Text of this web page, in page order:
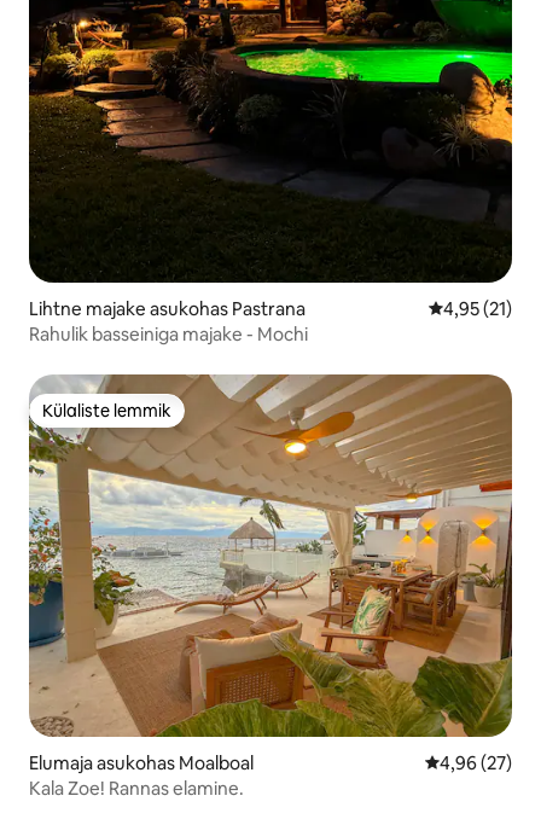
Lihtne majake asukohas Pastrana Keskmine
4,95 (21)
Rahulik basseiniga majake - Mochi
Külaliste lemmik
Külaliste lemmik
Elumaja asukohas Moalboal Keskmine
4,96 (27)
Kala Zoe! Rannas elamine.